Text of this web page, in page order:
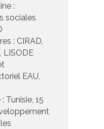
:
sociales
: CIRAD,
LISODE
EAU,
Tunisie, 15